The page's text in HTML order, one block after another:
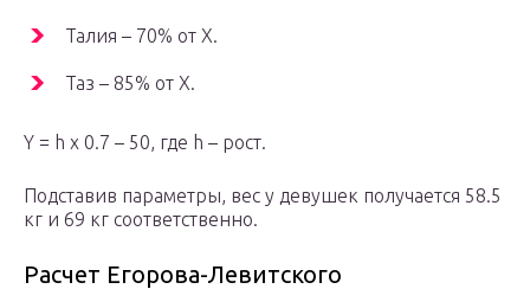
Талия – 70% от X.
Таз – 85% от X.
Y = h х 0.7 – 50, где h – рост.
Подставив параметры, вес у девушек получается 58.5
кг и 69 кг соответственно.
Расчет Егорова-Левитского